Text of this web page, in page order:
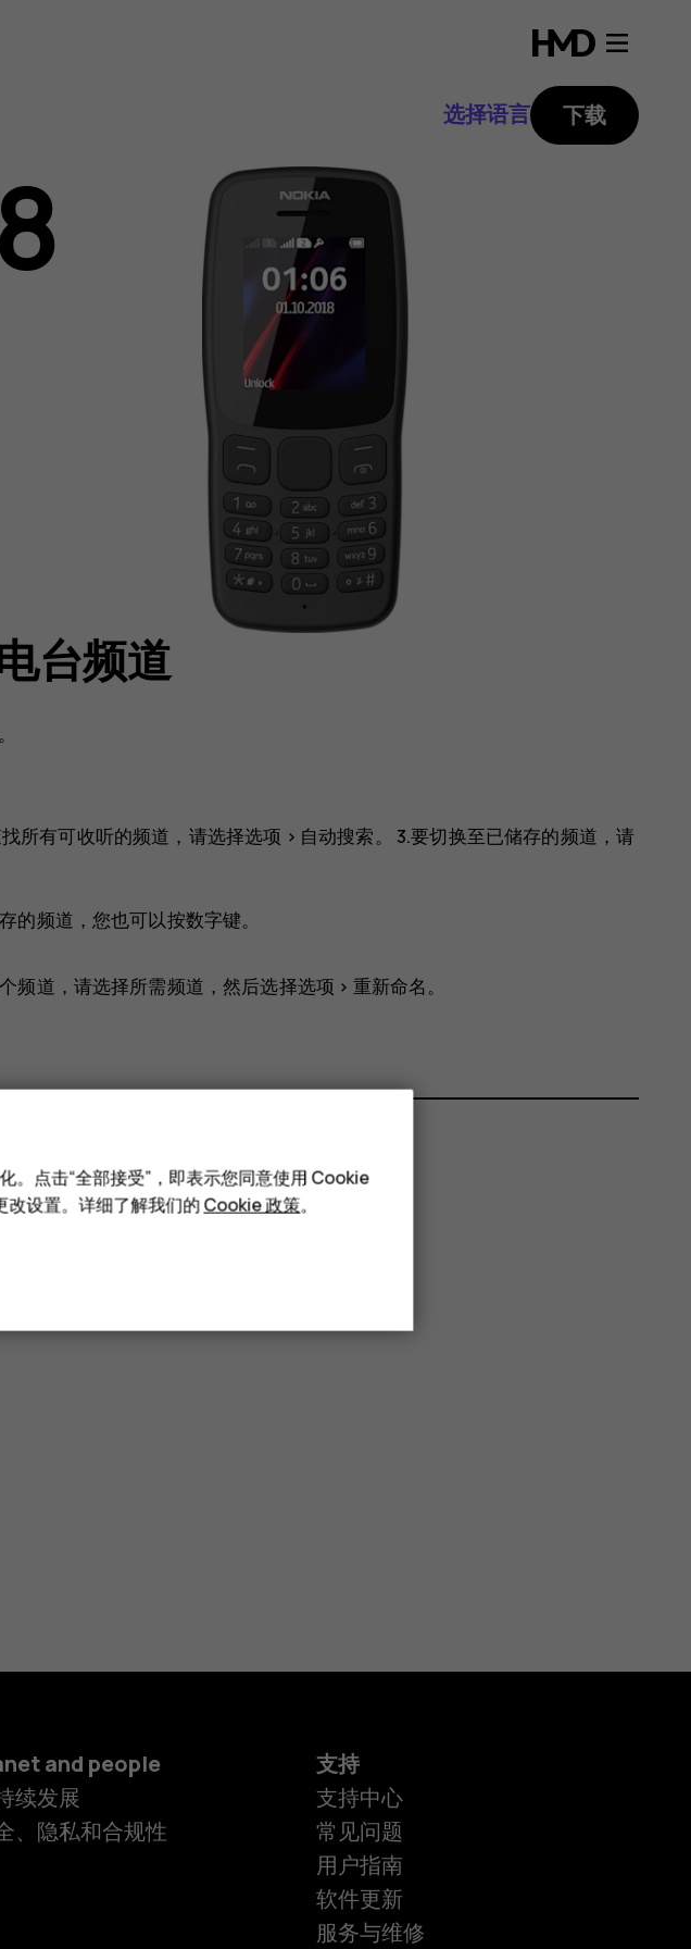
选择语言 下载
台频道
所有可收听的频道，请选择选项 > 自动搜索。 3.要切换至已储存的频道，请
的频道，您也可以按数字键。
频道，请选择所需频道，然后选择选项 > 重新命名 。
助？
and people
续发展
、隐私和合规性
支持
支持中心
常见问题
用户指南
软件更新
服务与维修
。点击“全部接受”，即表示您同意使用 Cookie
改设置。详细了解我们的Cookie 政策。